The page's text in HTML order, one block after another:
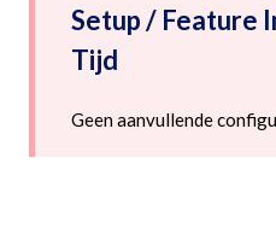
Setup / Feature
Tijd
Geen aanvullende